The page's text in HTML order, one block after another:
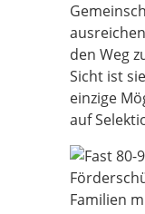
den Weg
Sicht ist
einzige
auf